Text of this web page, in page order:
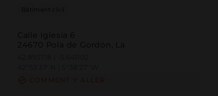
Bâtiment civil
Calle Iglesia 6
24670 Pola de Gordón, La